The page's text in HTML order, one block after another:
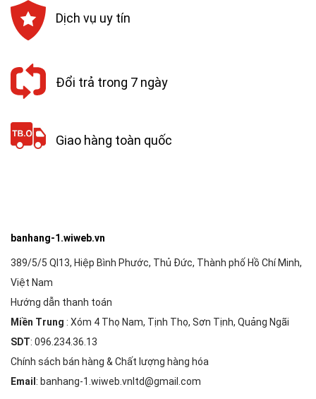
Dịch vụ uy tín
Đổi trả trong 7 ngày
Giao hàng toàn quốc
banhang-1.wiweb.vn
389/5/5 Ql13, Hiệp Bình Phước, Thủ Đức, Thành phố Hồ Chí Minh,
Việt Nam
Hướng dẫn thanh toán
Miền Trung : Xóm 4 Thọ Nam, Tịnh Thọ, Sơn Tịnh, Quảng Ngãi
SDT: 096.234.36.13
Chính sách bán hàng & Chất lượng hàng hóa
Email : banhang-1.wiweb.vnltd@gmail.com